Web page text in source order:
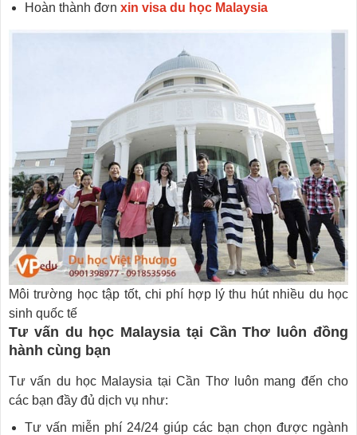
Hoàn thành đơn xin visa du học Malaysia
Môi trường học tập tốt, chi phí hợp lý thu hút nhiều du học
sinh quốc tế
Tư vấn du học Malaysia tại Cần Thơ luôn đồng
hành cùng bạn
Tư vấn du học Malaysia tại Cần Thơ luôn mang đến cho
các bạn đầy đủ dịch vụ như:
Tư vấn miễn phí 24/24 giúp các bạn chọn được ngành